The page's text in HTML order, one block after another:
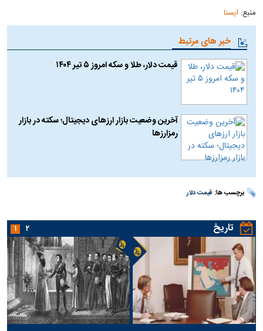
منبع: ایسنا
خبر های مرتبط
قیمت دلار، طلا و سکه امروز ۵ تیر ۱۴۰۴
آخرین وضعیت بازار ارزهای دیجیتال؛ سکته در بازار
رمزارز‌ها
برچسب ها: قیمت دلار
تاریخ ۱ ۲